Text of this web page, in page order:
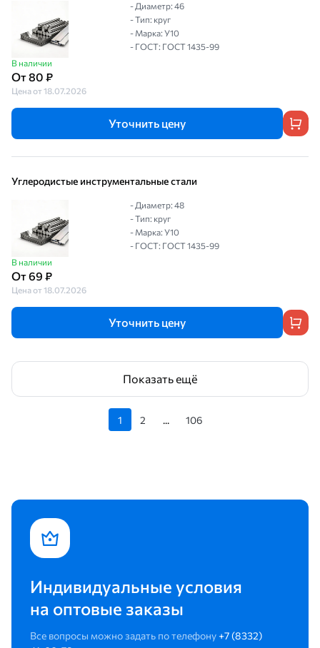
В наличии
От 80 ₽
Цена от 18.07.2026
- Диаметр: 46
- Тип: круг
- Марка: У10
- ГОСТ: ГОСТ 1435-99
Уточнить цену
Углеродистые инструментальные стали
В наличии
От 69 ₽
Цена от 18.07.2026
- Диаметр: 48
- Тип: круг
- Марка: У10
- ГОСТ: ГОСТ 1435-99
Уточнить цену
Показать ещё
1 2 ... 106
Индивидуальные условия
на оптовые заказы
Все вопросы можно задать по телефону +7 (8332)